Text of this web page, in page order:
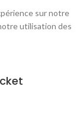
sur notre
utilisation des